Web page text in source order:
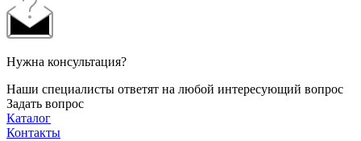
Нужна консультация?
Наши специалисты ответят на любой интересующий вопрос
Задать вопрос
Каталог
Контакты